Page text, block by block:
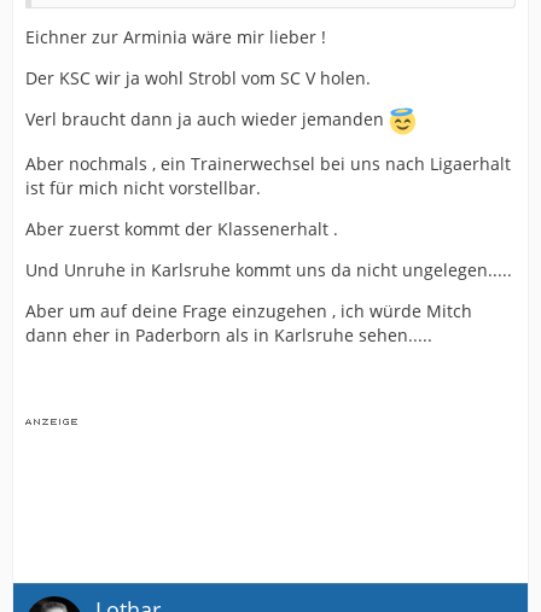
Eichner zur Arminia wäre mir lieber !
Der KSC wir ja wohl Strobl vom SC V holen.
Verl braucht dann ja auch wieder jemanden
Aber nochmals , ein Trainerwechsel bei uns nach Ligaerhalt
ist für mich nicht vorstellbar.
Aber zuerst kommt der Klassenerhalt .
Und Unruhe in Karlsruhe kommt uns da nicht ungelegen.....
Aber um auf deine Frage einzugehen , ich würde Mitch
dann eher in Paderborn als in Karlsruhe sehen.....